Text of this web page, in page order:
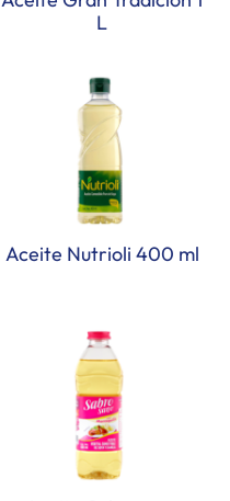
L
Aceite Nutrioli 400 ml